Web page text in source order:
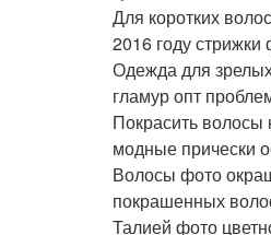
Для коротких
2016 году
Одежда для
гламур опт
Покрасить волосы
модные прически
Волосы фото
покрашенных
Талией фото